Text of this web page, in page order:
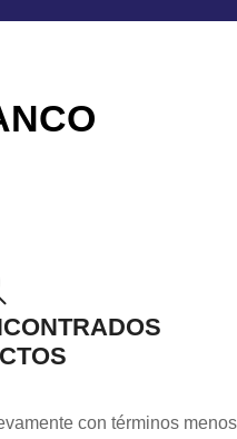
con términos menos